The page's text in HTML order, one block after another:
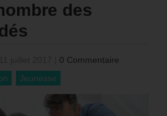
des
0 Commentaire
Jeunesse